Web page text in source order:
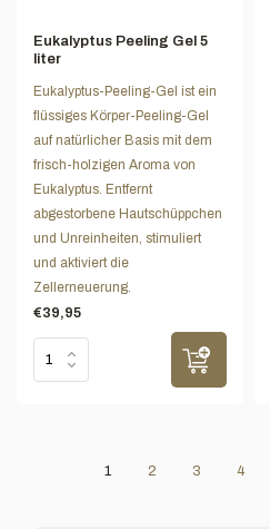
Eukalyptus Peeling Gel 5
liter
Eukalyptus-Peeling-Gel ist ein
flüssiges Körper-Peeling-Gel
auf natürlicher Basis mit dem
frisch-holzigen Aroma von
Eukalyptus. Entfernt
abgestorbene Hautschüppchen
und Unreinheiten, stimuliert
und aktiviert die
Zellerneuerung.
€39,95
1 2 3 4